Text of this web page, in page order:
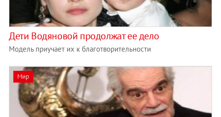
Дети Водяновой продолжат ее дело
Модель приучает их к благотворительности
Мир